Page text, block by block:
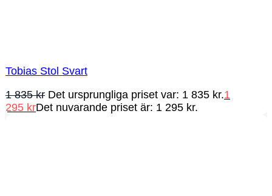
Tobias Stol Svart
1 835kr Det ursprungliga priset var: 1 835 kr.1
295 krDet nuvarande priset är: 1 295 kr.